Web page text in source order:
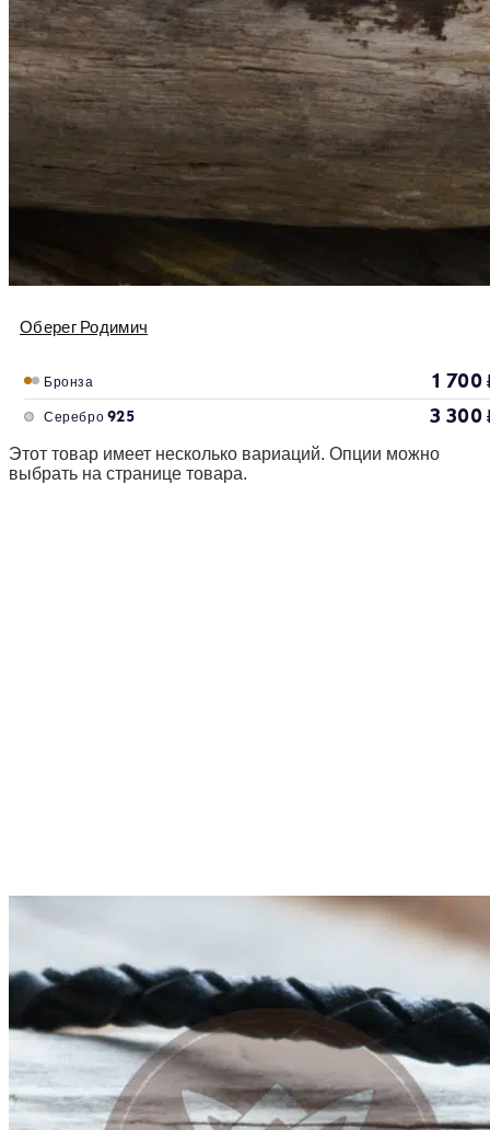
Оберег Родимич
Бронза 1 700
Серебро 925 3 300
Этот товар имеет несколько вариаций. Опции можно
выбрать на странице товара.